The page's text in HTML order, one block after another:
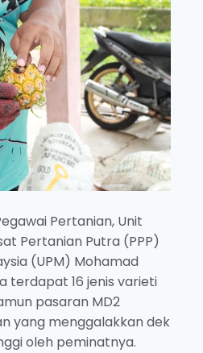
Pertanian, Unit
Pertanian Putra (PPP)
(UPM) Mohamad
terdapat 16 jenis varieti
pasaran MD2
yang menggalakkan dek
oleh peminatnya.